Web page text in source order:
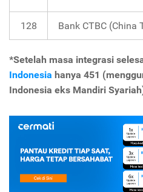
128 Bank CTBC (China
*Setelah masa integrasi
Indonesia hanya 451
Indonesia eks Mandiri